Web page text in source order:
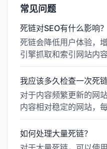
常见问题
死链对SEO有什么影响？
死链会降低用户体验，
引擎抓取和索引网站内
我应该多久检查一次死链
对于内容频繁更新的网
内容相对稳定的网站，
如何处理大量死链？